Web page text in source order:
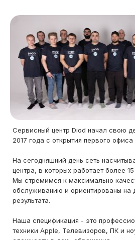
Сервисный центр Diod начал свою
2017 года с открытия первого
На сегодняшний день сеть
центра, в которых работает более
Мы стремимся к максимально
обслуживанию и ориентированы на
результата.
Наша спецификация - это
техники Apple, Телевизоров, ПК и